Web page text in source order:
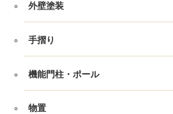
外壁塗装
手摺り
機能門柱・ポール
物置